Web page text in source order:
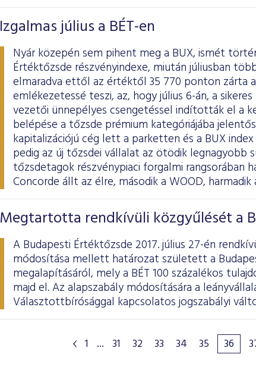
Izgalmas július a BÉT-en
Nyár közepén sem pihent meg a BUX, ismét
Értéktőzsde részvényindexe, miután júliusban
elmaradva ettől az értéktől 35 770 ponton zárta
emlékezetessé teszi, az, hogy július 6-án, a
vezetői ünnepélyes csengetéssel indították el a
belépése a tőzsde prémium kategóriájába
kapitalizációjú cég lett a parketten és a BUX
pedig az új tőzsdei vállalat az ötödik legnagyobb
tőzsdetagok részvénypiaci forgalmi rangsorában
Concorde állt az élre, második a WOOD,
Megtartotta rendkívüli közgyűlését a
A Budapesti Értéktőzsde 2017. július 27-én
módosítása mellett határozat született a
megalapításáról, mely a BÉT 100 százalékos
majd el. Az alapszabály módosítására a
Választottbírósággal kapcsolatos jogszabályi
1 ... 31 32 33 34 35 36